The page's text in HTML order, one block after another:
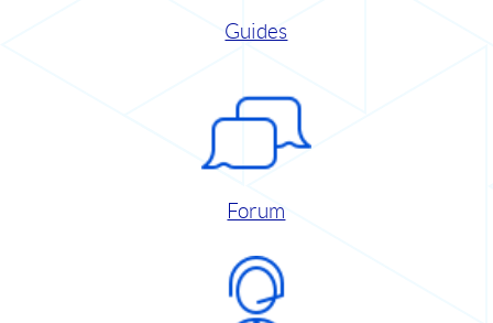
Guides
Forum